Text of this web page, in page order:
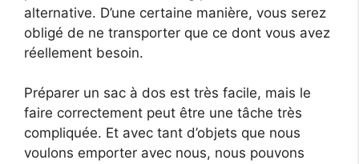
alternative. D’une certaine manière, vous serez
obligé de ne transporter que ce dont vous avez
réellement besoin.
Préparer un sac à dos est très facile, mais le
faire correctement peut être une tâche très
compliquée. Et avec tant d’objets que nous
voulons emporter avec nous, nous pouvons